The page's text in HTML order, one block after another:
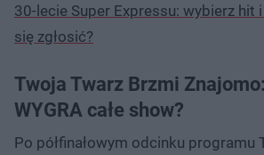
30-lecie Super Expressu: wybierz hit
się zgłosić?
Twoja Twarz Brzmi
WYGRA całe show?
Po półfinałowym odcinku programu